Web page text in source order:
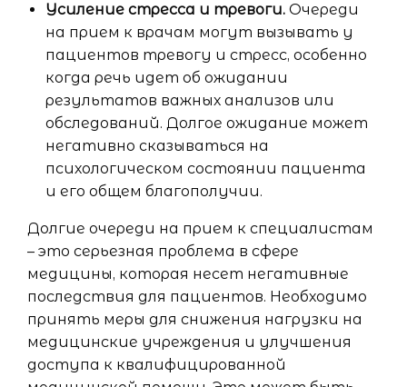
Усиление стресса и тревоги. Очереди
на прием к врачам могут вызывать у
пациентов тревогу и стресс, особенно
когда речь идет об ожидании
результатов важных анализов или
обследований. Долгое ожидание может
негативно сказываться на
психологическом состоянии пациента
и его общем благополучии.
Долгие очереди на прием к специалистам
– это серьезная проблема в сфере
медицины, которая несет негативные
последствия для пациентов. Необходимо
принять меры для снижения нагрузки на
медицинские учреждения и улучшения
доступа к квалифицированной